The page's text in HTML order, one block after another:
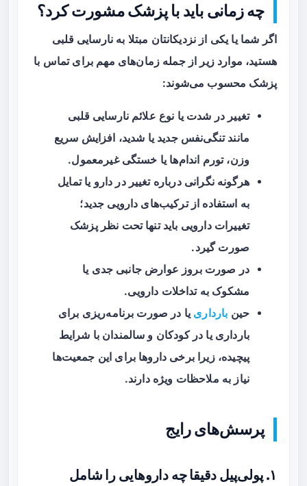
چه زمانی باید با پزشک مشورت کرد؟
اگر شما یا یکی از نزدیکانتان مبتلا به نارسایی قلبی
هستید، موارد زیر از جمله زمان‌های مهم برای تماس با
پزشک محسوب می‌شوند:
تغییر در شدت یا نوع علائم نارسایی قلبی
مانند تنگی‌نفس جدید یا شدید، افزایش سریع
وزن، تورم اندام‌ها یا خستگی غیرمعمول.
هرگونه نگرانی درباره تغییر در دارو یا تمایل
به استفاده از ترکیب‌های دارویی جدید؛
تغییرات دارویی باید تنها تحت نظر پزشک
صورت گیرد.
در صورت بروز عوارض جانبی جدی یا
مشکوک به تداخلات دارویی.
حین بارداری یا در صورت برنامه‌ریزی برای
بارداری یا در کودکان و سالمندان با شرایط
پیچیده، زیرا برخی داروها برای این جمعیت‌ها
نیاز به ملاحظات ویژه دارند.
پرسش‌های رایج
۱. پولی‌پیل دقیقا چه داروهایی را شامل